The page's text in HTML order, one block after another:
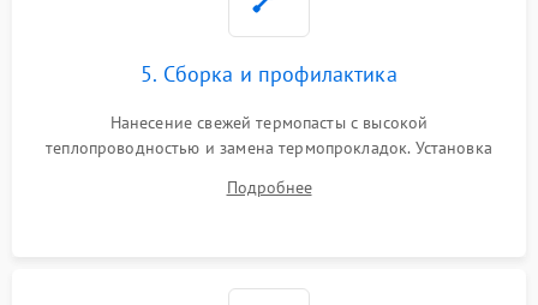
5. Сборка и профилактика
Нанесение свежей термопасты с высокой
теплопроводностью и замена термопрокладок. Установка
шлейфов, модулей памяти и накопителей. Предварительная
Подробнее